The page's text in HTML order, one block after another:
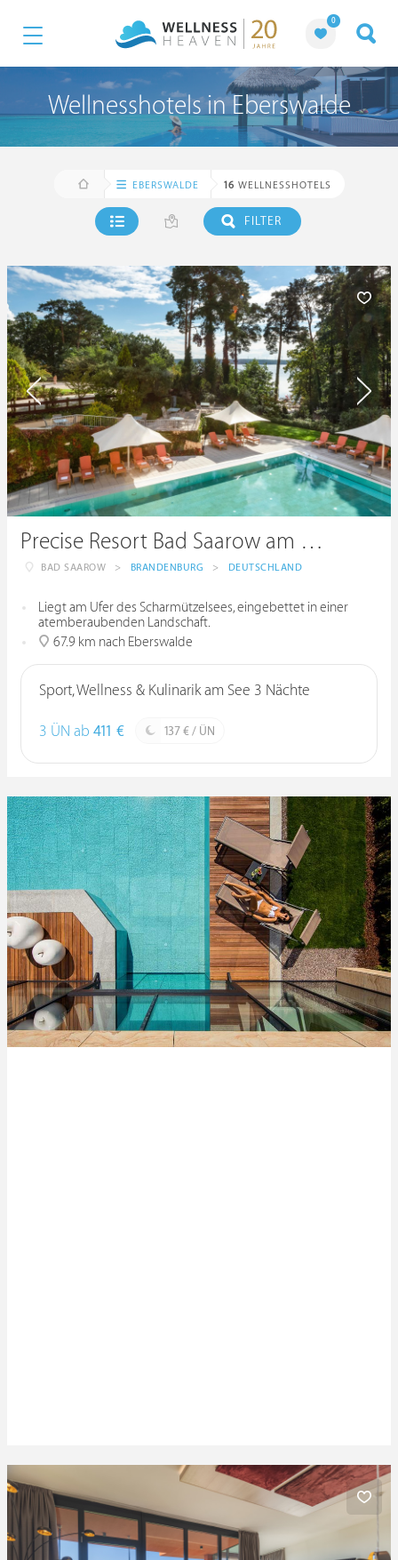
0
Wellnesshotels in Eberswalde
EBERSWALDE 16 WELLNESSHOTELS
FILTER
Precise Resort Bad Saarow am Scharmützelsee
BAD SAAROW > BRANDENBURG > DEUTSCHLAND
Liegt am Ufer des Scharmützelsees, eingebettet in einer
atemberaubenden Landschaft.
67.9 km nach Eberswalde
Sport, Wellness & Kulinarik am See 3 Nächte
3 ÜN ab 411 € 137 € / ÜN